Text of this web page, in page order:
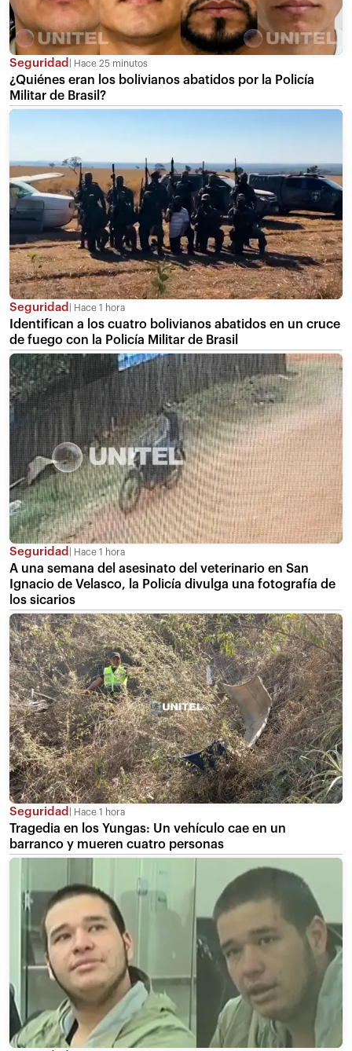
Seguridad Hace 25 minutos
¿Quiénes eran los bolivianos abatidos por la Policía
Militar de Brasil?
Seguridad Hace 1 hora
Identifican a los cuatro bolivianos abatidos en un cruce
de fuego con la Policía Militar de Brasil
Seguridad Hace 1 hora
A una semana del asesinato del veterinario en San
Ignacio de Velasco, la Policía divulga una fotografía de
los sicarios
Seguridad Hace 1 hora
Tragedia en los Yungas: Un vehículo cae en un
barranco y mueren cuatro personas